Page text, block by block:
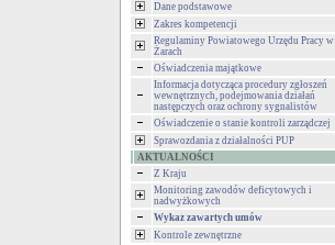
Dane podstawowe
Zakres kompetencji
Regulaminy Powiatowego Urzędu Pracy w
Żarach
Oświadczenia majątkowe
Informacja dotycząca procedury zgłoszeń
wewnętrznych, podejmowania działań
następczych oraz ochrony sygnalistów
Oświadczenie o stanie kontroli zarządczej
Sprawozdania z działalności PUP
AKTUALNOŚCI
Z Kraju
Monitoring zawodów deficytowych i
nadwyżkowych
Wykaz zawartych umów
Kontrole zewnętrzne